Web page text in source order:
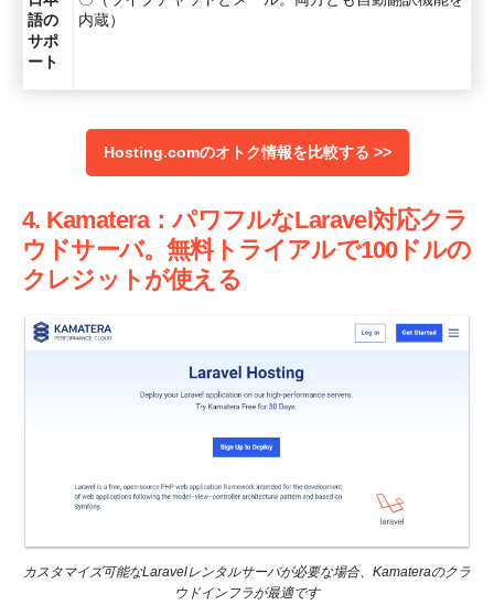
語の
サポ
ート
内蔵）
Hosting.comのオトク情報を比較する >>
4. Kamatera：パワフルなLaravel対応クラ
ウドサーバ。無料トライアルで100ドルの
クレジットが使える
カスタマイズ可能なLaravelレンタルサーバが必要な場合、Kamateraのクラ
ウドインフラが最適です